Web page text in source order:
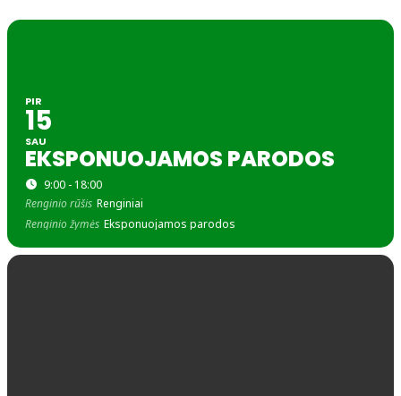
PIR
15
SAU
EKSPONUOJAMOS PARODOS
9:00 - 18:00
Renginio rūšis Renginiai
Renginio žymės Eksponuojamos parodos